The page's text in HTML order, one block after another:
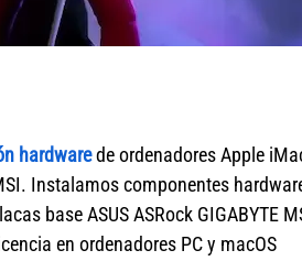
hardwarede ordenadores Apple
Instalamos componentes
base ASUS ASRock GIGABYTE
en ordenadores PC y macOS